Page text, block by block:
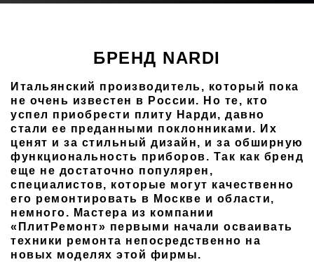
БРЕНД NARDI
Итальянский производитель, который пока
не очень известен в России. Но те, кто
успел приобрести плиту Нарди, давно
стали ее преданными поклонниками. Их
ценят и за стильный дизайн, и за обширную
функциональность приборов. Так как бренд
еще не достаточно популярен,
специалистов, которые могут качественно
его ремонтировать в Москве и области,
немного. Мастера из компании
«ПлитРемонт» первыми начали осваивать
техники ремонта непосредственно на
новых моделях этой фирмы.